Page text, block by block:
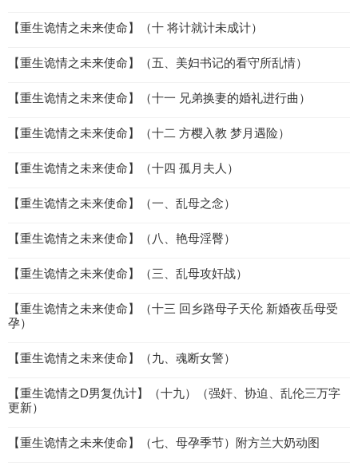
【重生诡情之未来使命】（十 将计就计未成计）
【重生诡情之未来使命】（五、美妇书记的看守所乱情）
【重生诡情之未来使命】（十一 兄弟换妻的婚礼进行曲）
【重生诡情之未来使命】（十二 方樱入教 梦月遇险）
【重生诡情之未来使命】（十四 孤月夫人）
【重生诡情之未来使命】（一、乱母之念）
【重生诡情之未来使命】（八、艳母淫臀）
【重生诡情之未来使命】（三、乱母攻奸战）
【重生诡情之未来使命】（十三 回乡路母子天伦 新婚夜岳母受
孕）
【重生诡情之未来使命】（九、魂断女警）
【重生诡情之D男复仇计】（十九）（强奸、协迫、乱伦三万字
更新）
【重生诡情之未来使命】（七、母孕季节）附方兰大奶动图